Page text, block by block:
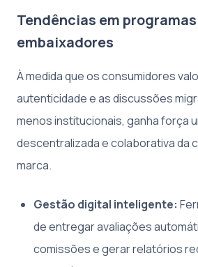
Tendências em
embaixadores
À medida que os consumidores
autenticidade e as discussões
menos institucionais, ganha força
descentralizada e colaborativa da
marca.
Gestão digital inteligente:
de entregar avaliações
comissões e gerar relatórios